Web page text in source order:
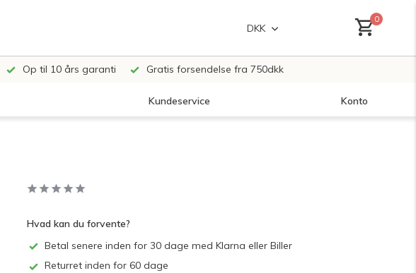
DKK
0
Op til 10 års garanti Gratis forsendelse fra 750dkk
Kundeservice Konto
Hvad kan du forvente?
Betal senere inden for 30 dage med Klarna eller Biller
Returret inden for 60 dage